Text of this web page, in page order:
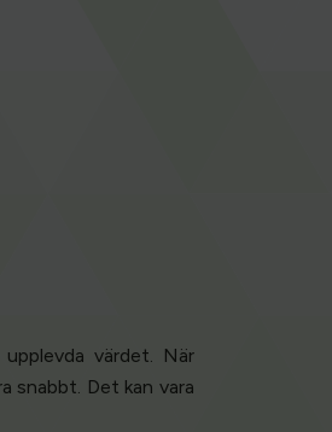
värdet. När
snabbt. Det kan vara